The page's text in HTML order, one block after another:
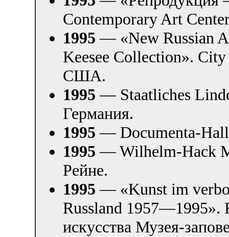
Contemporary Art
1995 — «New Russian
Keesee Collection».
США.
1995 — Staatliches
Германия.
1995 — Documenta-
1995 — Wilhelm-Hack
Рейне.
1995 — «Kunst im
Russland 1957—1995».
искусства Музея-